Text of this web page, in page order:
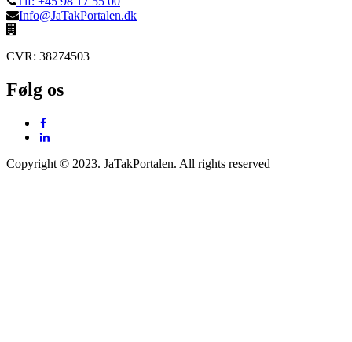
Info@JaTakPortalen.dk
CVR: 38274503
Følg os
Copyright © 2023. JaTakPortalen. All rights reserved